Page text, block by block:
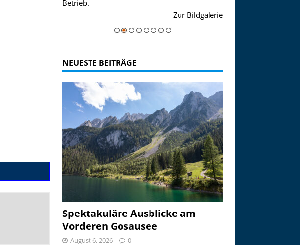
Betrieb.
Zur Bildgaleriemajestätisch...
NEUESTE BEITRÄGE
Spektakuläre Ausblicke am
Vorderen Gosausee
August 6, 2026 0